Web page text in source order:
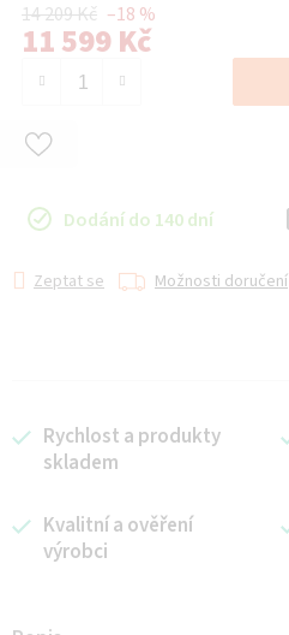
14 209 Kč –18 %
11 599 Kč
Měrná cena:
Dodání do 140 dní
Zeptat se Možnosti doručení
Rychlost a produkty
skladem
Kvalitní a ověření
výrobci